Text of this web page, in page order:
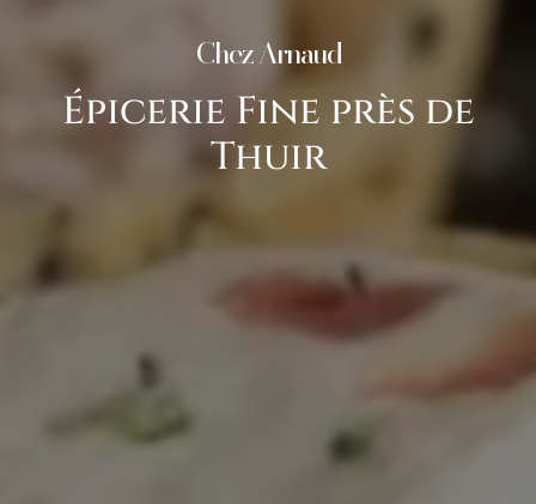
Épicerie Fine près de
Thuir
Chez Arnaud